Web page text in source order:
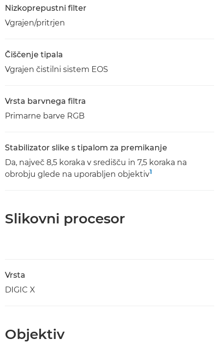
Nizkoprepustni filter
Vgrajen/pritrjen
Čiščenje tipala
Vgrajen čistilni sistem EOS
Vrsta barvnega filtra
Primarne barve RGB
Stabilizator slike s tipalom za premikanje
Da, največ 8,5 koraka v središču in 7,5 koraka na
obrobju glede na uporabljen objektiv1
Slikovni procesor
Vrsta
DIGIC X
Objektiv